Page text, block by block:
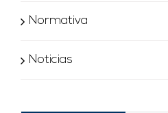
Normativa
Noticias